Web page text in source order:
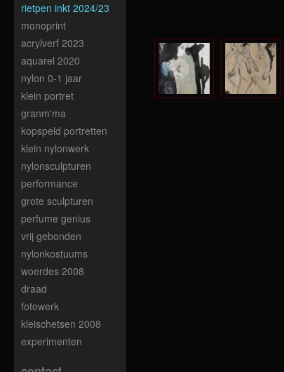
rietpen inkt 2024/23
monoprint
acrylverf 2023
aquarel 2020
nylon 0-1 jaar
klein portret
granm'ma
kopspeld portretten
klein nylonwerk
nylonsculpturen
performance
grote sculpturen
perfume genius
vrij gebonden
nylonkostuums
woerdes 2008
draad
fotowerk
kleischetsen 2008
experimenten